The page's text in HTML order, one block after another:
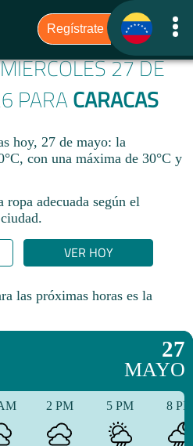
27 DE
PARA CARACAS
hoy, 27 de mayo: la
con una máxima de 30°C y
adecuada según el
VER HOY
las próximas horas es la
27
MAYO
2 PM 5 PM 8